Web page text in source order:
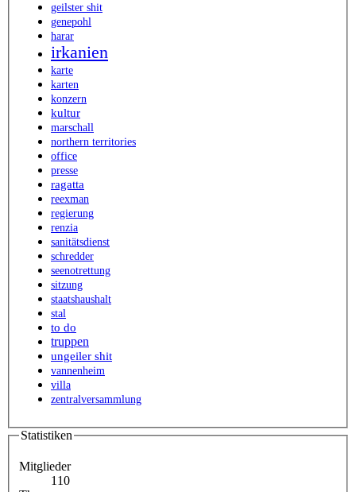
geilster shit
genepohl
harar
irkanien
karte
karten
konzern
kultur
marschall
northern territories
office
presse
ragatta
reexman
regierung
renzia
sanitätsdienst
schredder
seenotrettung
sitzung
staatshaushalt
stal
to do
truppen
ungeiler shit
vannenheim
villa
zentralversammlung
Statistiken
Mitglieder
110